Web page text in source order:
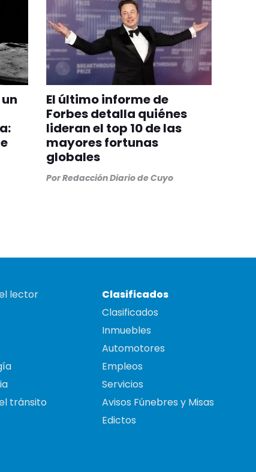
El último informe de
Forbes detalla quiénes
lideran el top 10 de las
mayores fortunas
globales
PorRedacción Diario de Cuyo
lector
tránsito
Clasificados
Clasificados
Inmuebles
Automotores
Empleos
Servicios
Avisos Fúnebres y Misas
Edictos